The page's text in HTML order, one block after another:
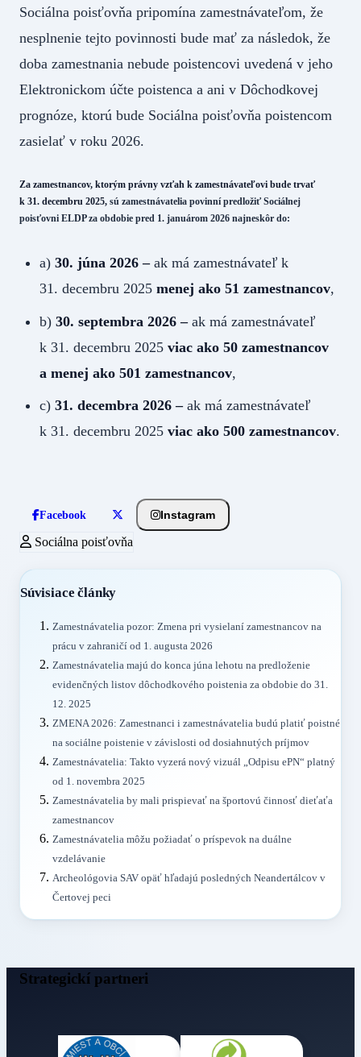
Sociálna poisťovňa pripomína zamestnávateľom, že
nesplnenie tejto povinnosti bude mať za následok, že
doba zamestnania nebude poistencovi uvedená v jeho
Elektronickom účte poistenca a ani v Dôchodkovej
prognóze, ktorú bude Sociálna poisťovňa poistencom
zasielať v roku 2026.
Za zamestnancov, ktorým právny vzťah k zamestnávateľovi bude trvať
k 31. decembru 2025, sú zamestnávatelia povinní predložiť Sociálnej
poisťovni ELDP za obdobie pred 1. januárom 2026 najneskôr do:
a)30. júna 2026 –ak má zamestnávateľ k
31. decembru 2025menej ako 51 zamestnancov,
b)30. septembra 2026 –ak má zamestnávateľ
k 31. decembru 2025viac ako 50 zamestnancov
a menej ako 501 zamestnancov,
c)31. decembra 2026 –ak má zamestnávateľ
k 31. decembru 2025viac ako 500 zamestnancov.
Facebook Instagram
Sociálna poisťovňa
Súvisiace články
Zamestnávatelia pozor: Zmena pri vysielaní zamestnancov na
prácu v zahraničí od 1. augusta 2026
Zamestnávatelia majú do konca júna lehotu na predloženie
evidenčných listov dôchodkového poistenia za obdobie do 31.
12. 2025
ZMENA 2026: Zamestnanci i zamestnávatelia budú platiť poistné
na sociálne poistenie v závislosti od dosiahnutých príjmov
Zamestnávatelia: Takto vyzerá nový vizuál „Odpisu ePN“ platný
od 1. novembra 2025
Zamestnávatelia by mali prispievať na športovú činnosť dieťaťa
zamestnancov
Zamestnávatelia môžu požiadať o príspevok na duálne
vzdelávanie
Archeológovia SAV opäť hľadajú posledných Neandertálcov v
Čertovej peci
Strategickí partneri